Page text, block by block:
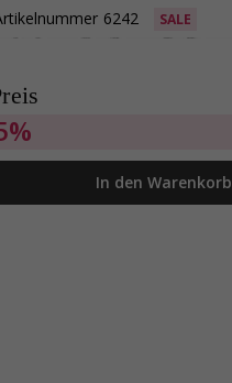
6242 SALE
In den Warenkorb